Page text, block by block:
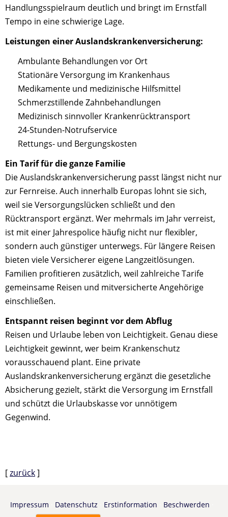
Handlungsspielraum deutlich und bringt im Ernstfall
Tempo in eine schwierige Lage.
Leistungen einer Auslandskranken­versicherung:
Ambulante Behandlungen vor Ort
Stationäre Versorgung im Krankenhaus
Medikamente und medizinische Hilfsmittel
Schmerzstillende Zahnbehandlungen
Medizinisch sinnvoller Krankenrücktransport
24-Stunden-Notrufservice
Rettungs- und Bergungskosten
Ein Tarif für die ganze Familie
Die Auslandskrankenversicherung passt längst nicht nur
zur Fernreise. Auch innerhalb Europas lohnt sie sich,
weil sie Versorgungslücken schließt und den
Rücktransport ergänzt. Wer mehrmals im Jahr verreist,
ist mit einer Jahrespolice häufig nicht nur flexibler,
sondern auch günstiger unterwegs. Für längere Reisen
bieten viele Versicherer eigene Langzeitlösungen.
Familien profitieren zusätzlich, weil zahlreiche Tarife
gemeinsame Reisen und mitversicherte Angehörige
einschließen.
Entspannt reisen beginnt vor dem Abflug
Reisen und Urlaube leben von Leichtigkeit. Genau diese
Leichtigkeit gewinnt, wer beim Krankenschutz
vorausschauend plant. Eine private
Auslandskrankenversicherung ergänzt die gesetzliche
Absicherung gezielt, stärkt die Versorgung im Ernstfall
und schützt die Urlaubskasse vor unnötigem
Gegenwind.
[zurück]
Impressum Datenschutz Erstinformation Beschwerden